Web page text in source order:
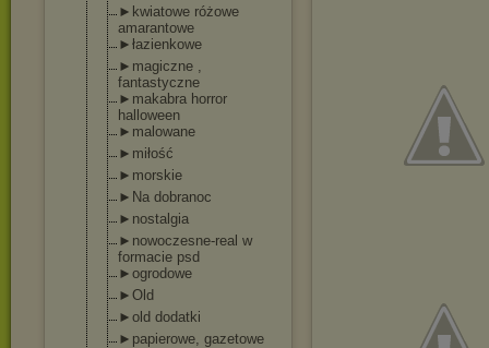
►kwiatowe różowe
amarantowe
►łazienkowe
►magiczne ,
fantastyczne
►makabra horror
halloween
►malowane
►miłość
►morskie
►Na dobranoc
►nostalgia
►nowoczesne-real w
formacie psd
►ogrodowe
►Old
►old dodatki
►papierowe, gazetowe